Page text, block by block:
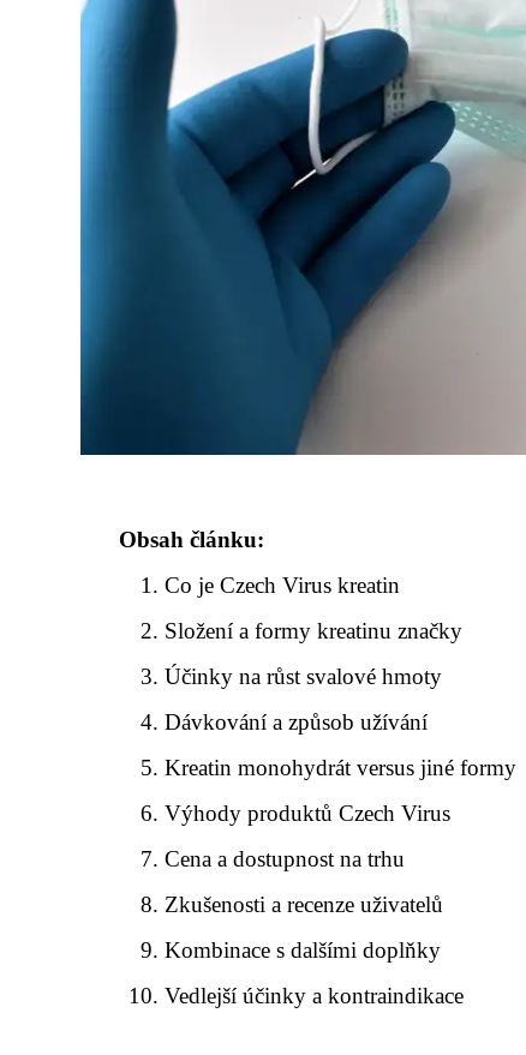
Obsah článku:
Co je Czech Virus kreatin
Složení a formy kreatinu značky
Účinky na růst svalové hmoty
Dávkování a způsob užívání
Kreatin monohydrát versus jiné formy
Výhody produktů Czech Virus
Cena a dostupnost na trhu
Zkušenosti a recenze uživatelů
Kombinace s dalšími doplňky
Vedlejší účinky a kontraindikace